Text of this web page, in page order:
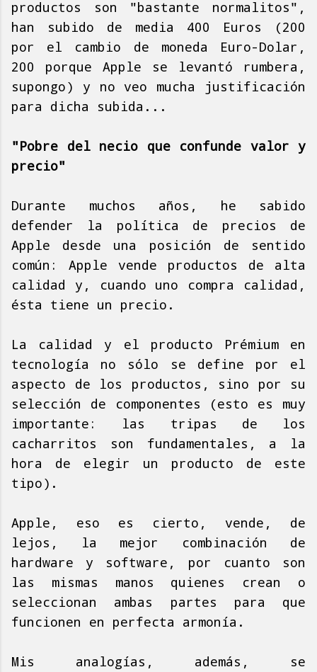
productos son "bastante normalitos",
han subido de media 400 Euros (200
por el cambio de moneda Euro-Dolar,
200 porque Apple se levantó rumbera,
supongo) y no veo mucha justificación
para dicha subida...
"Pobre del necio que confunde valor y
precio"
Durante muchos años, he sabido
defender la política de precios de
Apple desde una posición de sentido
común: Apple vende productos de alta
calidad y, cuando uno compra calidad,
ésta tiene un precio.
La calidad y el producto Prémium en
tecnología no sólo se define por el
aspecto de los productos, sino por su
selección de componentes (esto es muy
importante: las tripas de los
cacharritos son fundamentales, a la
hora de elegir un producto de este
tipo).
Apple, eso es cierto, vende, de
lejos, la mejor combinación de
hardware y software, por cuanto son
las mismas manos quienes crean o
seleccionan ambas partes para que
funcionen en perfecta armonía.
Mis analogías, además, se